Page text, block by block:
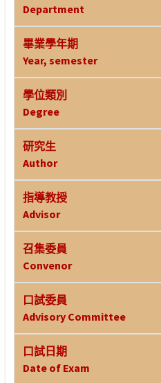
Department
畢業學年期
Year, semester
學位類別
Degree
研究生
Author
指導教授
Advisor
召集委員
Convenor
口試委員
Advisory Committee
口試日期
Date of Exam